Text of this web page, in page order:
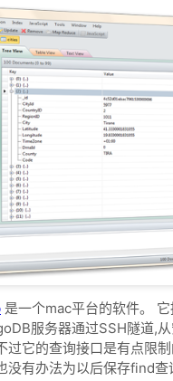
是一个mac平台的软件。
服务器通过SSH隧道,
过它的查询接口是有点限
没有办法为以后保存find查